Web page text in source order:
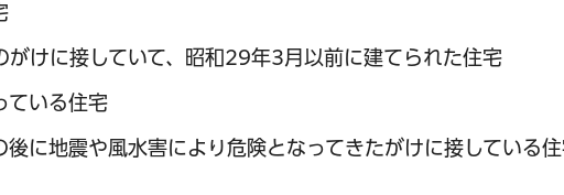
けに接していて、昭和29年3月以前に建てられた住宅
ている住宅
に地震や風水害により危険となってきたがけに接している